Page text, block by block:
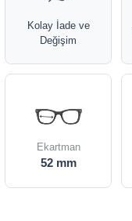
Kolay İade ve
Değişim
Ekartman
52 mm